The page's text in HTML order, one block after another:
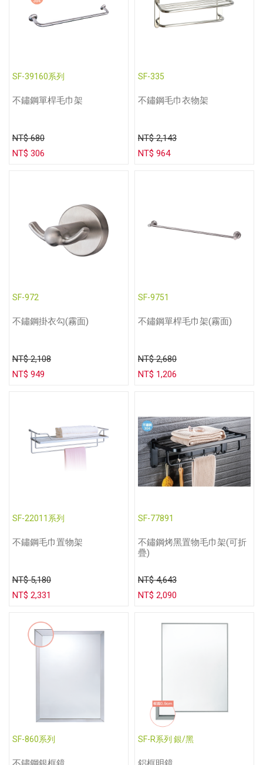
SF-39160系列
不鏽鋼單桿毛巾架
NT$ 680
NT$ 306
SF-335
不鏽鋼毛巾衣物架
NT$ 2,143
NT$ 964
SF-972
不鏽鋼掛衣勾(霧面)
NT$ 2,108
NT$ 949
SF-9751
不鏽鋼單桿毛巾架(霧面)
NT$ 2,680
NT$ 1,206
SF-22011系列
不鏽鋼毛巾置物架
NT$ 5,180
NT$ 2,331
SF-77891
不鏽鋼烤黑置物毛巾架(可折
疊)
NT$ 4,643
NT$ 2,090
SF-860系列 SF-R系列 銀/黑